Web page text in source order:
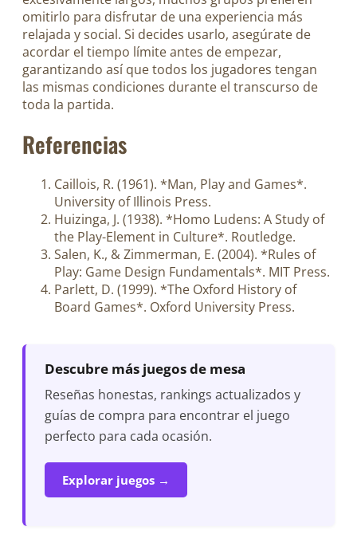
omitirlo para disfrutar de una experiencia más
relajada y social. Si decides usarlo, asegúrate de
acordar el tiempo límite antes de empezar,
garantizando así que todos los jugadores tengan
las mismas condiciones durante el transcurso de
toda la partida.
Referencias
Caillois, R. (1961). *Man, Play and Games*.
University of Illinois Press.
Huizinga, J. (1938). *Homo Ludens: A Study of
the Play-Element in Culture*. Routledge.
Salen, K., & Zimmerman, E. (2004). *Rules of
Play: Game Design Fundamentals*. MIT Press.
Parlett, D. (1999). *The Oxford History of
Board Games*. Oxford University Press.
Descubre más juegos de mesa
Reseñas honestas, rankings actualizados y
guías de compra para encontrar el juego
perfecto para cada ocasión.
Explorar juegos →